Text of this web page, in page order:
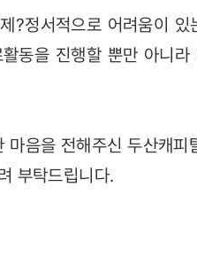
?정서적으로 어려움이
동을 진행할 뿐만 아니라
음을 전해주신 두산캐피
부탁드립니다.